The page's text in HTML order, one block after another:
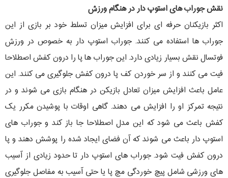
نقش جوراب های استوپ دار در هنگام ورزش
اکثر بازیکنان حرفه ای برای افزایش میزان تسلط خود بر بازی از این
جوراب ها استفاده می کنند. جوراب استوپ دار به خصوص در ورزش
فوتسال نقش بسیار زیادی دارد. این جوراب ها پا را درون کفش اصطلاحا
فیت می کنند و از سر خوردن کف پا درون کفش جلوگیری می کنند. این
عامل باعث افزایش میزان تعادل بازیکن در هنگام بازی می شوند و در
نتیجه تمرکز او را افزایش می دهند. گاهی اوقات با پوشیدن مکرر یک
کفش باعث می شود که این مدل اصطلاحا جا باز کند و جوراب های
استوپ دار باعث می شوند که آن فضای ایجاد شده را پوشش دهند و پا
درون کفش فیت شود. جوراب های استوپ دار تا حدود زیادی از آسیب
های ورزشی شامل پیچ خوردگی مچ پا یا حتی آسیب به مفاصل جلوگیری